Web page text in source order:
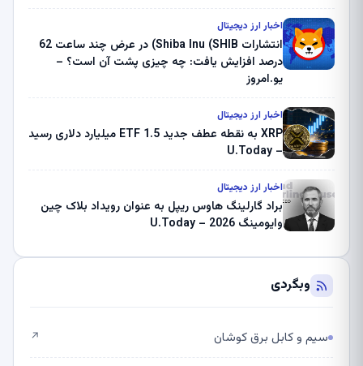
ثبت کرد – گزارش کریپتو صبح – U.Today
اخبار ارز دیجیتال
انتشارات Shiba Inu (SHIB) در عرض چند ساعت 62
درصد افزایش یافت: چه چیزی پشت آن است؟ –
یو.امروز
اخبار ارز دیجیتال
XRP به نقطه عطف جدید ETF 1.5 میلیارد دلاری رسید
– U.Today
اخبار ارز دیجیتال
براد گارلینگ هاوس ریپل به عنوان رویداد بلاک چین
وایومینگ 2026 – U.Today
وبگردی
سیم و کابل برق کوشان ↗